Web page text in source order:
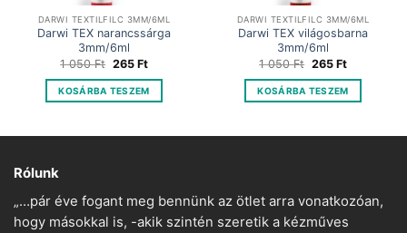
DARWI TEXTILFILC 3MM/6ML
Darwi TEX narancssárga
3mm/6ml
1 050Ft Original
was:
1
050 Ft.
265 FtCurrent
is:
265 Ft.
KOSÁRBA TESZEM
DARWI TEXTILFILC 3MM/6ML
Darwi TEX világosbarna
3mm/6ml
1 050Ft Original
was:
1
050 Ft.
265 FtCurrent
is:
265 Ft.
KOSÁRBA TESZEM
Rólunk
„…pár éve fogant meg bennünk az ötlet arra vonatkozóan,
hogy másokkal is, -akik szintén szeretik a kézműves